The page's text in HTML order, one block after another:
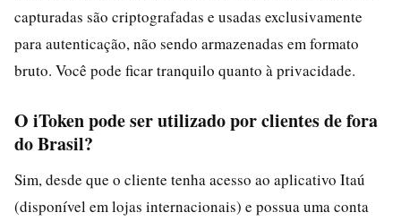
capturadas são criptografadas e usadas exclusivamente
para autenticação, não sendo armazenadas em formato
bruto. Você pode ficar tranquilo quanto à privacidade.
O iToken pode ser utilizado por clientes de fora
do Brasil?
Sim, desde que o cliente tenha acesso ao aplicativo Itaú
(disponível em lojas internacionais) e possua uma conta